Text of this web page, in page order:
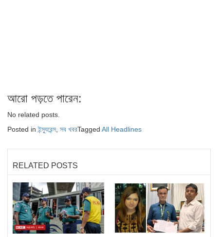
আরো পড়তে পারেন:
No related posts.
Posted inইন্স্যুরেন্স সব খবরTagged All Headlines
RELATED POSTS